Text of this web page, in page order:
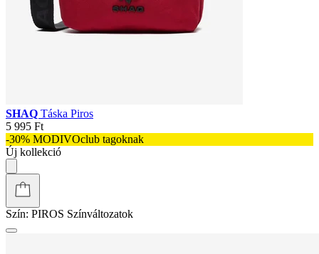
SHAQ Táska Piros
5 995 Ft
-30% MODIVOclub tagoknak
Új kollekció
Szín: PIROS Színváltozatok